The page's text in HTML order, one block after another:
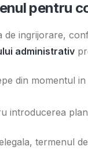
pentru
de ingrijorare,
administrativ
din momentul
introducerea
termenul